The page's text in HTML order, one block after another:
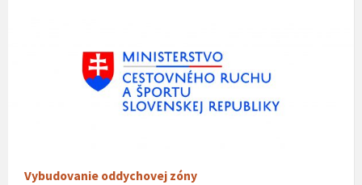
Vybudovanie oddychovej zóny